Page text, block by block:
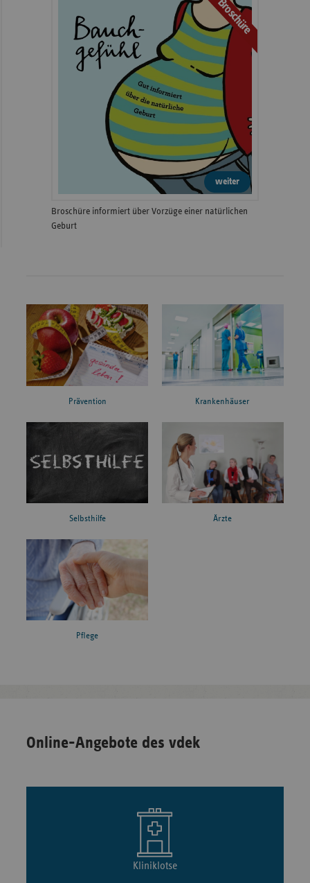
Broschüre
weiter
Broschüre informiert über Vorzüge einer natürlichen
Geburt
Prävention Krankenhäuser
Selbsthilfe Ärzte
Pflege
Online-Angebote des vdek
Kliniklotse